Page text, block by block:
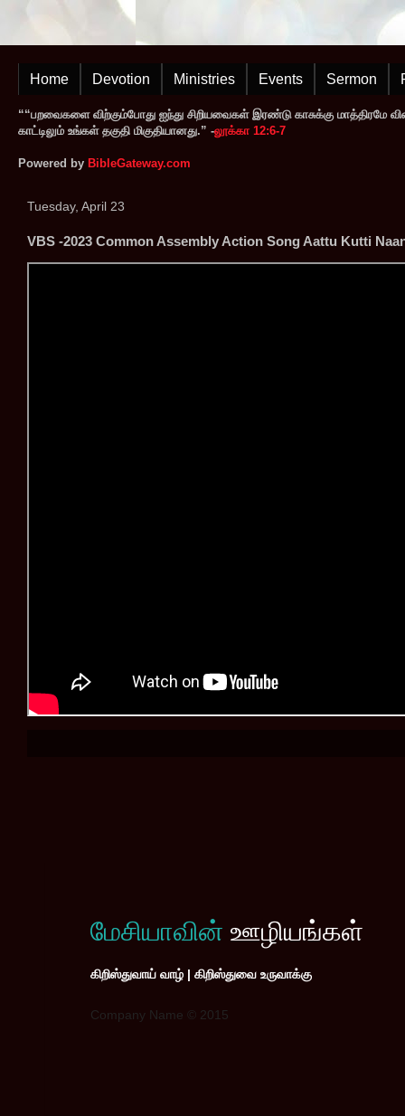
Home Devotion Ministries Events Sermon
““பறவைகளை விற்கும்போது ஐந்து சிறியவைகள் இரண்டு காசுக்கு
காட்டிலும் உங்கள் தகுதி மிகுதியானது.” -லூக்கா 12:6-7
Powered by BibleGateway.com
Tuesday, April 23
VBS -2023 Common Assembly Action Song Aattu Kutti
மேசியாவின் ஊழியங்கள்
கிறிஸ்துவாய் வாழ் | கிறிஸ்துவை உருவாக்கு
Company Name © 2015